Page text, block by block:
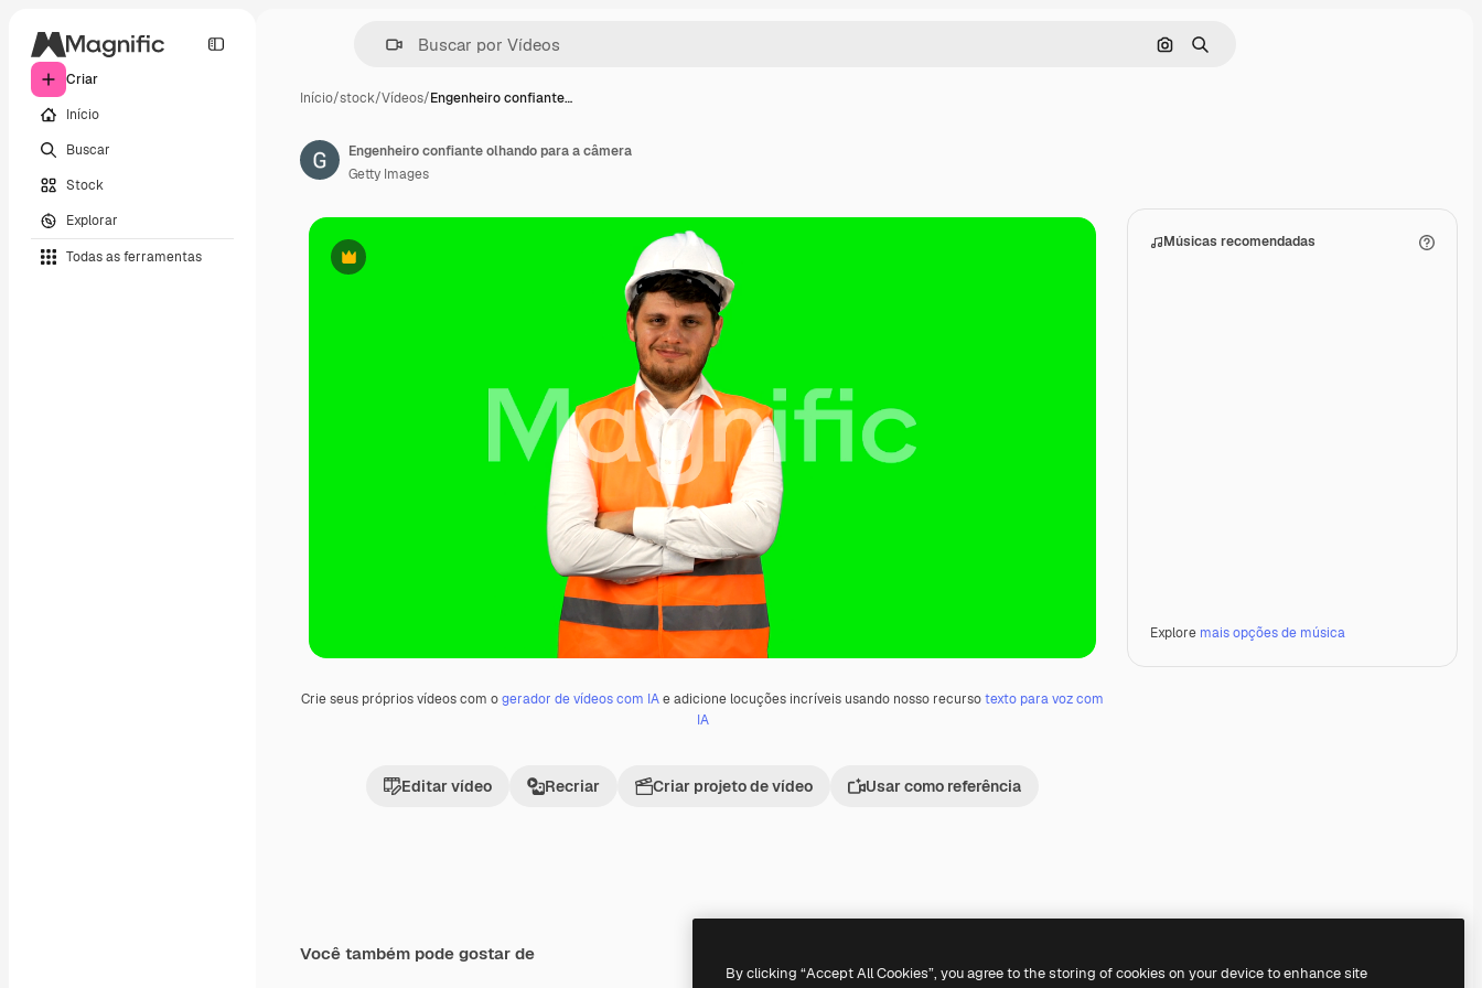
Criar
Início
Buscar
Stock
Explorar
Todas as ferramentas
Pesquisar por imagem
Buscar
Início/stock/Vídeos/Engenheiro confiante…
Premium
Crie seus próprios vídeos com ogerador de vídeos com IAe adicione locuções incríveis usando nosso recursotexto para voz com
IA
Editar vídeo Recriar Criar projeto de vídeo Usar como referência
Músicas recomendadas
Explore mais opções de música
Engenheiro confiante olhando para a câmera
Getty Images
Você também pode gostar de
Premium
Premium Premium
Premium
By clicking “Accept All Cookies”, you agree to the storing of cookies on your device to enhance site